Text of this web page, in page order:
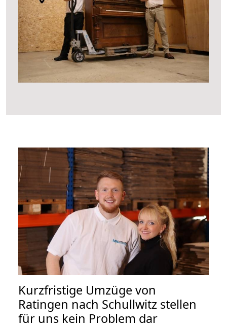
Kurzfristige Umzüge von
Ratingen nach Schullwitz stellen
für uns kein Problem dar